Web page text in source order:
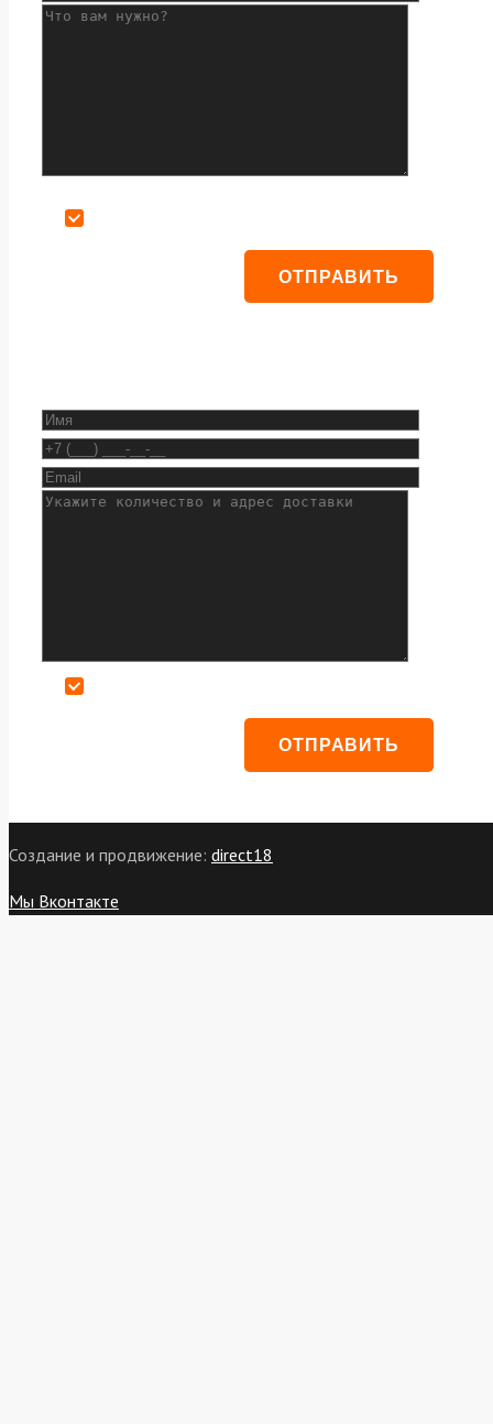
Создание и продвижение: direct18
Мы Вконтакте